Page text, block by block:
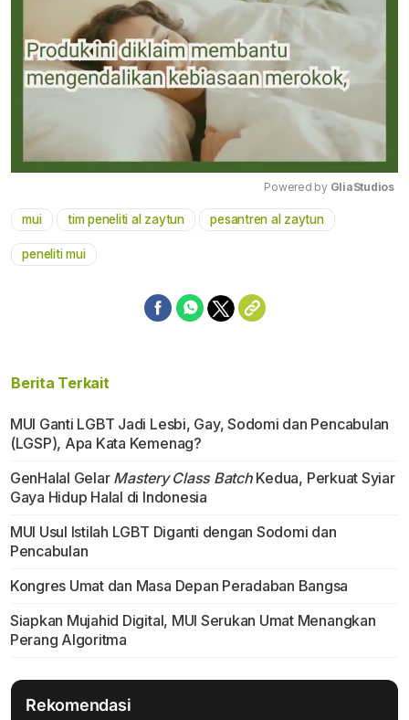
Mute
Powered by GliaStudios
mui tim peneliti al zaytun pesantren al zaytun
peneliti mui
Berita Terkait
MUI Ganti LGBT Jadi Lesbi, Gay, Sodomi dan Pencabulan
(LGSP), Apa Kata Kemenag?
GenHalal Gelar Mastery Class BatchKedua, Perkuat Syiar
Gaya Hidup Halal di Indonesia
MUI Usul Istilah LGBT Diganti dengan Sodomi dan
Pencabulan
Kongres Umat dan Masa Depan Peradaban Bangsa
Siapkan Mujahid Digital, MUI Serukan Umat Menangkan
Perang Algoritma
Rekomendasi